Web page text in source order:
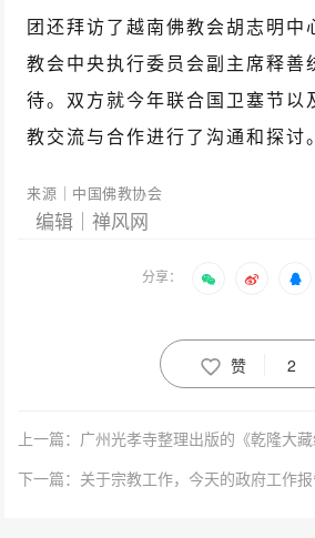
团还拜访了越南佛教会胡志明中
教会中央执行委员会副主席释善
待。双方就今年联合国卫塞节以
教交流与合作进行了沟通和探讨。
来源｜中国佛教协会
编辑｜禅风网
分享：
赞 2
下一篇：关于宗教工作，今天的政府工作